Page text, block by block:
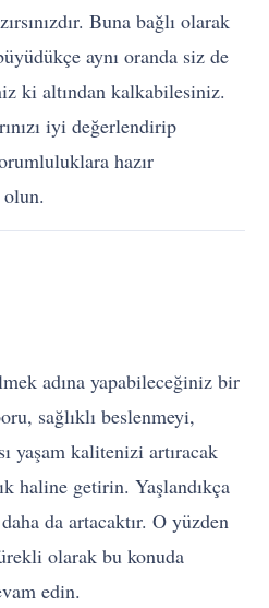
Buna bağlı olarak
aynı oranda siz de
ki altından kalkabilesiniz.
iyi değerlendirip
hazır
adına yapabileceğiniz bir
sağlıklı beslenmeyi,
yaşam kalitenizi artıracak
haline getirin. Yaşlandıkça
da artacaktır. O yüzden
olarak bu konuda
edin.